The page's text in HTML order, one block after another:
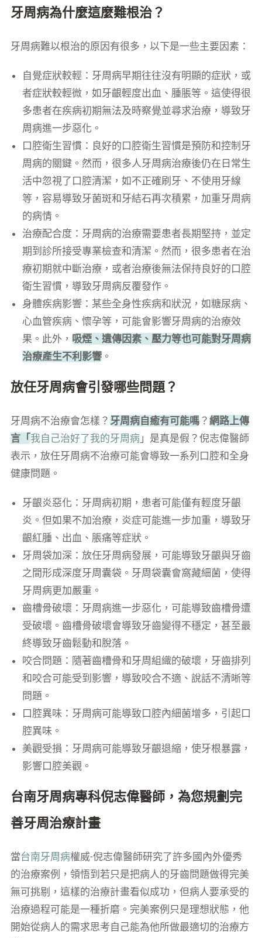
牙周病為什麼這麼難根治？
牙周病難以根治的原因有很多，以下是一些主要因素：
自覺症狀較輕：牙周病早期往往沒有明顯的症狀，或
者症狀較輕微，如牙齦輕度出血、腫脹等。這使得很
多患者在疾病初期無法及時察覺並尋求治療，導致牙
周病進一步惡化。
口腔衛生習慣：良好的口腔衛生習慣是預防和控制牙
周病的關鍵。然而，很多人牙周病治療後仍在日常生
活中忽視了口腔清潔，如不正確刷牙、不使用牙線
等，容易導致牙菌斑和牙結石再次積累，加重牙周病
的病情。
治療配合度：牙周病的治療需要患者長期堅持，並定
期到診所接受專業檢查和清潔。然而，很多患者在治
療初期就中斷治療，或者治療後無法保持良好的口腔
衛生習慣，導致牙周病反覆發作。
身體疾病影響：某些全身性疾病和狀況，如糖尿病、
心血管疾病、懷孕等，可能會影響牙周病的治療效
果。此外， 吸煙、遺傳因素、壓力等也可能對牙周病
治療產生不利影響。
放任牙周病會引發哪些問題？
牙周病不治療會怎樣？ 牙周病自癒有可能嗎？ 網路上傳
言「 我自己治好了我的牙周病」是真是假？倪志偉醫師
表示，放任牙周病不治療可能會導致一系列口腔和全身
健康問題。
牙齦炎惡化：牙周病初期，患者可能僅有輕度牙齦
炎。但如果不加治療，炎症可能進一步加重，導致牙
齦紅腫、出血、脹痛等症狀。
牙周袋加深：放任牙周病發展，可能導致牙齦與牙齒
之間形成深度牙周囊袋。牙周袋囊會窩藏細菌，使得
牙周病更加嚴重。
齒槽骨破壞：牙周病進一步惡化，可能導致齒槽骨遭
受破壞。齒槽骨破壞會導致牙齒變得不穩定，甚至最
終導致牙齒鬆動和脫落。
咬合問題：隨著齒槽骨和牙周組織的破壞，牙齒排列
和咬合可能受到影響，導致咬合不適、說話不清晰等
問題。
口腔異味：牙周病可能導致口腔內細菌增多，引起口
腔異味。
美觀受損：牙周病可能導致牙齦退縮，使牙根暴露，
影響口腔美觀。
台南牙周病專科倪志偉醫師，為您規劃完
善牙周治療計畫
當台南牙周病權威-倪志偉醫師研究了許多國內外優秀
的治療案例，領悟到若只是把病人的牙齒問題做得完美
無可挑剔，這樣的治療計畫看似成功，但病人要承受的
治療過程可能是一種折磨。完美案例只是理想狀態，他
開始從病人的需求思考自己能為他所做最適切的治療方